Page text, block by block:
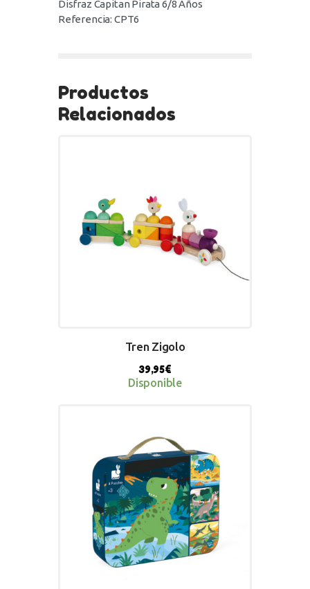
Disfraz Capitan Pirata 6/8 Años
Referencia: CPT6
Productos
Relacionados
Tren Zigolo
39,95€
Disponible